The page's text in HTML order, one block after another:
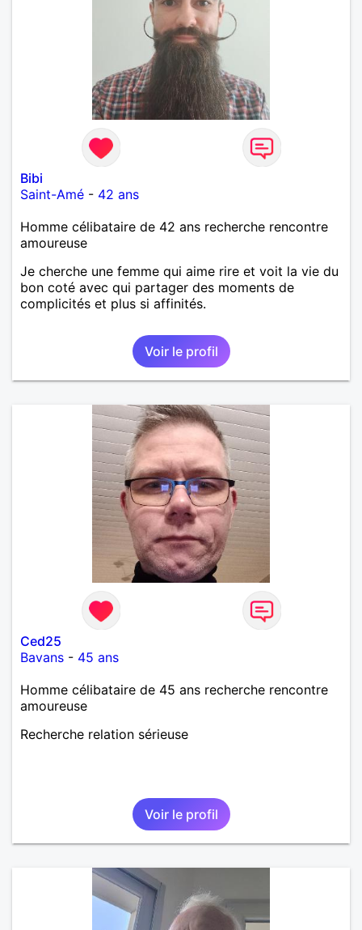
Bibi
Saint-Amé - 42 ans
Homme célibataire de 42 ans recherche rencontre
amoureuse
Je cherche une femme qui aime rire et voit la vie du
bon coté avec qui partager des moments de
complicités et plus si affinités.
Voir le profil
Ced25
Bavans - 45 ans
Homme célibataire de 45 ans recherche rencontre
amoureuse
Recherche relation sérieuse
Voir le profil